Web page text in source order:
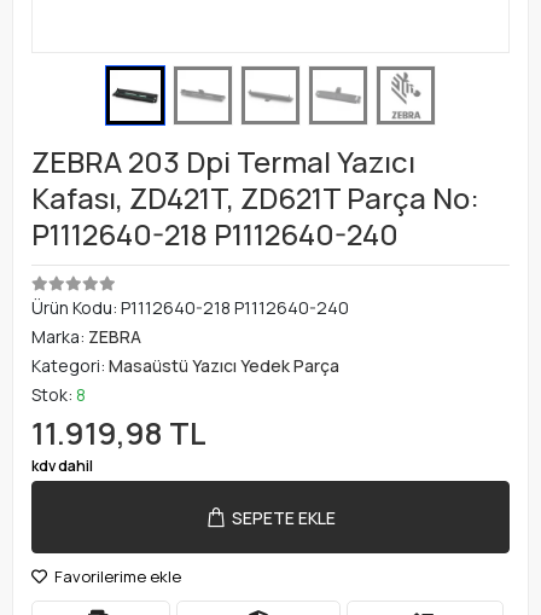
ZEBRA 203 Dpi Termal Yazıcı
Kafası, ZD421T, ZD621T Parça No:
P1112640-218 P1112640-240
Ürün Kodu: P1112640-218 P1112640-240
Marka: ZEBRA
Kategori: Masaüstü Yazıcı Yedek Parça
Stok: 8
11.919,98 TL
kdv dahil
SEPETE EKLE
Favorilerime ekle